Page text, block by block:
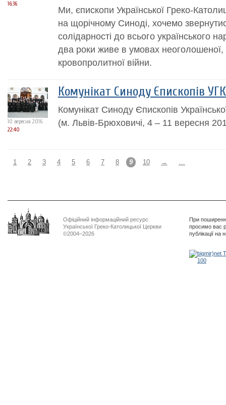
16:36
Ми, єпископи Української Греко-
на щорічному Синоді, хочемо
солідарності до всього українського
два роки живе в умовах неоголошеної,
кровопролитної війни.
10 вересня 2016
22:40
Комунікат Синоду Єпископів
Комунікат Синоду Єпископів
(м. Львів-Брюховичі, 4 – 11 вересня
1 2 3 4 5 6 7 8 9 10 → …
Офіційний інформаційний ресурс
Української Греко-Католицької Церкви
©2004–2026
При
просимо вас
публікації на